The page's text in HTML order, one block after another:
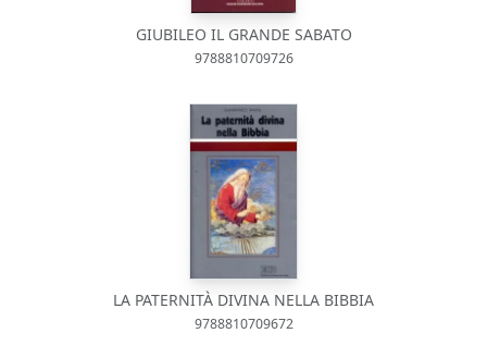
GIUBILEO IL GRANDE SABATO
9788810709726
LA PATERNITÀ DIVINA NELLA BIBBIA
9788810709672